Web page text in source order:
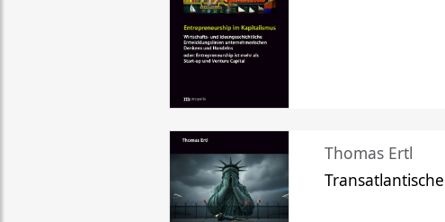
Thomas Ertl